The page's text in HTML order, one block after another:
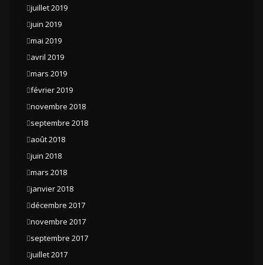
juillet 2019
juin 2019
mai 2019
avril 2019
mars 2019
février 2019
novembre 2018
septembre 2018
août 2018
juin 2018
mars 2018
janvier 2018
décembre 2017
novembre 2017
septembre 2017
juillet 2017